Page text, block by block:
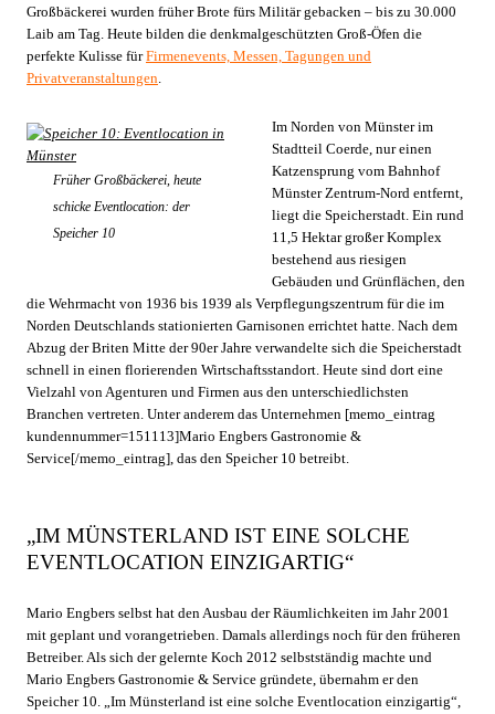
Großbäckerei wurden früher Brote fürs Militär gebacken – bis zu 30.000
Laib am Tag. Heute bilden die denkmalgeschützten Groß-Öfen die
perfekte Kulisse fürFirmenevents, Messen, Tagungen und
Privatveranstaltungen.
Früher Großbäckerei, heute
schicke Eventlocation: der
Speicher 10
Im Norden von Münster im
Stadtteil Coerde, nur einen
Katzensprung vom Bahnhof
Münster Zentrum-Nord entfernt,
liegt die Speicherstadt. Ein rund
11,5 Hektar großer Komplex
bestehend aus riesigen
Gebäuden und Grünflächen, den
die Wehrmacht von 1936 bis 1939 als Verpflegungszentrum für die im
Norden Deutschlands stationierten Garnisonen errichtet hatte. Nach dem
Abzug der Briten Mitte der 90er Jahre verwandelte sich die Speicherstadt
schnell in einen florierenden Wirtschaftsstandort. Heute sind dort eine
Vielzahl von Agenturen und Firmen aus den unterschiedlichsten
Branchen vertreten. Unter anderem das Unternehmen [memo_eintrag
kundennummer=151113]Mario Engbers Gastronomie &
Service[/memo_eintrag], das den Speicher 10 betreibt.
„IM MÜNSTERLAND IST EINE SOLCHE
EVENTLOCATION EINZIGARTIG“
Mario Engbers selbst hat den Ausbau der Räumlichkeiten im Jahr 2001
mit geplant und vorangetrieben. Damals allerdings noch für den früheren
Betreiber. Als sich der gelernte Koch 2012 selbstständig machte und
Mario Engbers Gastronomie & Service gründete, übernahm er den
Speicher 10. „Im Münsterland ist eine solche Eventlocation einzigartig“,